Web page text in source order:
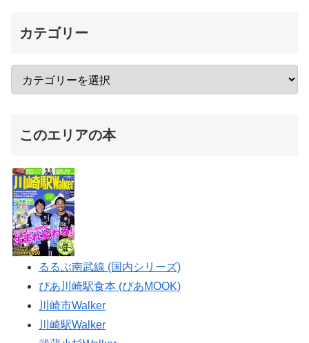
カテゴリー
このエリアの本
るるぶ南武線 (国内シリーズ)
ぴあ川崎駅食本 (ぴあMOOK)
川崎市Walker
川崎駅Walker